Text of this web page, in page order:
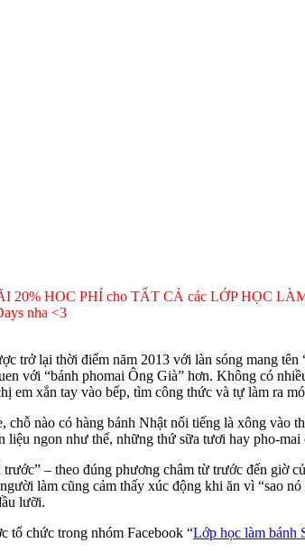
20% HOC PHÍ cho TẤT CẢ các LỚP HỌC
nha <3
trở lại thời điểm năm 2013 với làn sóng mang
với “bánh phomai Ông Già” hơn. Không có
xắn tay vào bếp, tìm công thức và tự làm ra
nào có hàng bánh Nhật nổi tiếng là xông vào
ngon như thế, những thứ sữa tươi hay pho-
– theo đúng phương châm từ trước đến giờ
làm cũng cảm thấy xúc động khi ăn vì “sao
lưỡi.
tổ chức trong nhóm Facebook “Lớp học làm bánh